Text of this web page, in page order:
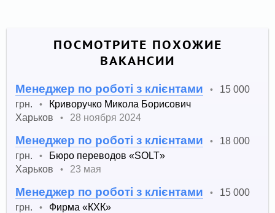
ПОСМОТРИТЕ ПОХОЖИЕ
ВАКАНСИИ
Менеджер по роботі з клієнтами •
15 000
грн.
•
Криворучко Микола Борисович
Харьков
• 28 ноября 2024
Менеджер по роботі з клієнтами •
18 000
грн.
•
Бюро переводов «SOLT»
Харьков
• 23 мая
Менеджер по роботі з клієнтами •
15 000
грн.
•
Фирма «КХК»